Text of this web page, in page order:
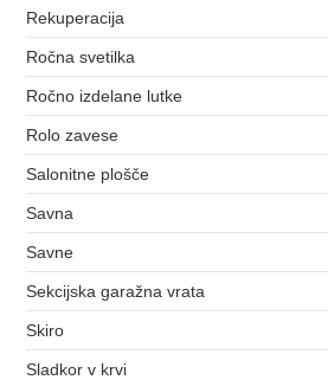
Rekuperacija
Ročna svetilka
Ročno izdelane lutke
Rolo zavese
Salonitne plošče
Savna
Savne
Sekcijska garažna vrata
Skiro
Sladkor v krvi